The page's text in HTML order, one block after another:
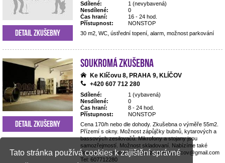
Tato stránka používá cookies k zajištění správné
Sdílené:
1 (nevybavená)
Nesdílené:
0
Čas hraní:
16 - 24 hod.
Přístupnost:
NONSTOP
30 m2, WC, ústřední topení, alarm, možnost parkování
Detail zkušebny
Soukromá zkušebna
Ke Klíčovu 8, PRAHA 9, KLÍČOV
+420 607 712 280
Sdílené:
1 (vybavená)
Nesdílené:
0
Čas hraní:
8 - 24 hod.
Přístupnost:
NONSTOP
Cena 170/h nebo dle dohody. Zkušebna o výměře 55m2.
Přízemí s okny. Možnost zápůjčky bubnů, kytarových a
bassových zesilovačů. Mikrofony a stojany jsou
samozřejmostí. Možnost skladovaní. Nabízíme také
dopravu na koncerty. Email: zkusebna.klicov@gmail.com
Tel: 607712280
Detail zkušebny